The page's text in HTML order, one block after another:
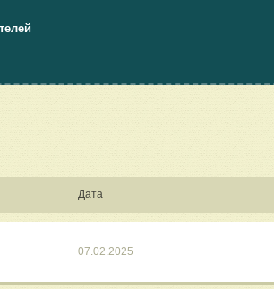
Дата
07.02.2025